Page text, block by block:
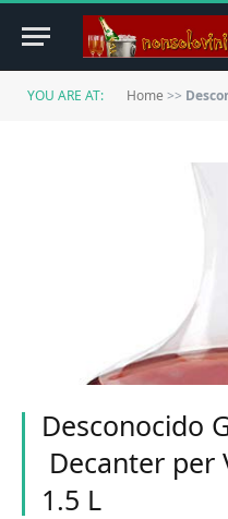
YOU ARE AT: Home >>
Desconocido
Decanter per
1.5 L